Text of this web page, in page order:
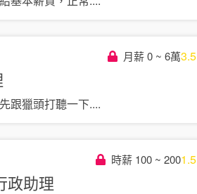
月薪 0 ~ 6萬3.5
跟獵頭打聽一下....
時薪 100 ~ 2001.5
政助理